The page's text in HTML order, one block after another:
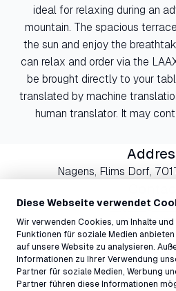
Diese Webseite verwendet
Wir verwenden Cookies, um Inhalte
Funktionen für soziale Medien
auf unsere Website zu analysieren.
Informationen zu Ihrer Verwendung
Partner für soziale Medien, Werbung
Partner führen diese Informationen
ideal for relaxing during an
mountain. The spacious
the sun and enjoy the
can relax and order via the
be brought directly to your
translated by machine
human translator. It may
Nagens, Flims Dorf,
081 927